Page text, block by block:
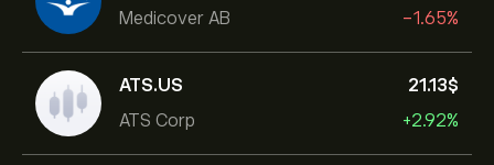
Medicover AB
-1.65%
ATS.US
ATS Corp
21.13‎$‎
+2.92%